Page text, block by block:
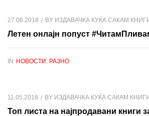
27.06.2018 BY ИЗДАВАЧКА КУЌА САКАМ
Летен онлајн попуст
IN НОВОСТИ , РАЗНО
11.05.2018 BY ИЗДАВАЧКА КУЌА САКАМ КНИГИ
Топ листа на најпродавани книги